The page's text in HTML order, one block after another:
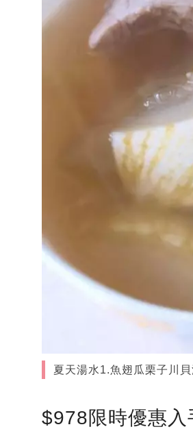
夏天湯水1.魚翅瓜栗子川
$978限時優惠入